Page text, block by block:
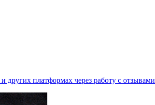
платформах через работу с отзывами